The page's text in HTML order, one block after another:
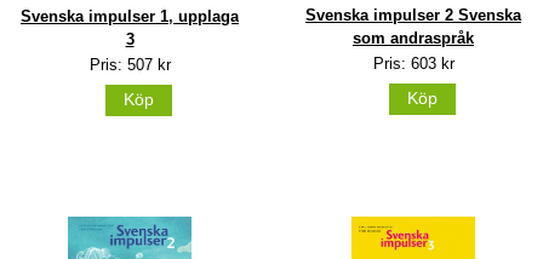
Svenska impulser 1, upplaga
3
Pris: 507 kr
Köp
Svenska impulser 2 Svenska
som andraspråk
Pris: 603 kr
Köp